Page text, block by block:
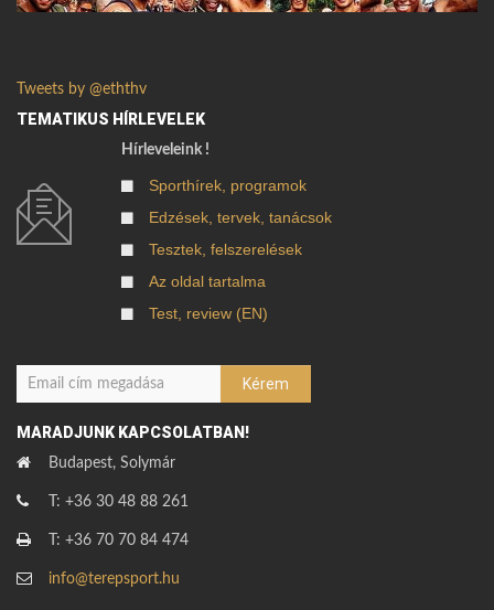
Tweets by @eththv
TEMATIKUS HÍRLEVELEK
Hírleveleink !
Sporthírek, programok
Edzések, tervek, tanácsok
Tesztek, felszerelések
Az oldal tartalma
Test, review (EN)
MARADJUNK KAPCSOLATBAN!
Budapest, Solymár
T: +36 30 48 88 261
T: +36 70 70 84 474
info@terepsport.hu